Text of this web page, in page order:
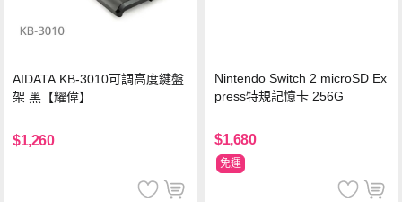
AIDATA KB-3010可調高度鍵盤
架 黑【耀偉】
$1,260
Nintendo Switch 2 microSD Ex
press特規記憶卡 256G
$1,680
免運